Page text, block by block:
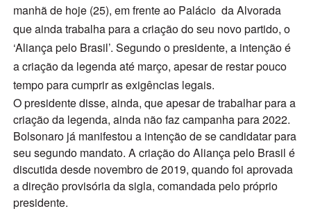
manhã de hoje (25), em frente ao Palácio da Alvorada
que ainda trabalha para a criação do seu novo partido, o
‘Aliança pelo Brasil’. Segundo o presidente, a intenção é
a criação da legenda até março, apesar de restar pouco
tempo para cumprir as exigências legais.
O presidente disse, ainda, que apesar de trabalhar para a
criação da legenda, ainda não faz campanha para 2022.
Bolsonaro já manifestou a intenção de se candidatar para
seu segundo mandato. A criação do Aliança pelo Brasil é
discutida desde novembro de 2019, quando foi aprovada
a direção provisória da sigla, comandada pelo próprio
presidente.